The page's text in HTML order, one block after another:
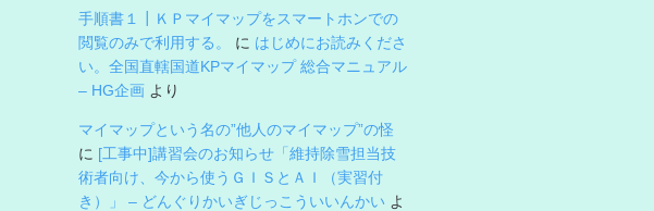
手順書１┃ＫＰマイマップをスマートホンでの
閲覧のみで利用する。
に はじめにお読みくださ
い。全国直轄国道KPマイマップ 総合マニュアル
– HG企画 より
マイマップという名の”他人のマイマップ”の怪
に [工事中]講習会のお知らせ「維持除雪担当技
術者向け、今から使うＧＩＳとＡＩ（実習付
き）」 – どんぐりかいぎじっこういいんかい よ